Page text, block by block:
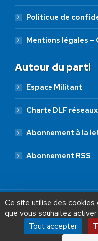
Politique de
Mentions légales –
Autour du parti
Espace Militant
Charte DLF
Abonnement à la
Abonnement RSS
Debout La France ©
JE
ADHÉSION
Ce site utilise des cookies
que vous souhaitez activer
Tout accepter